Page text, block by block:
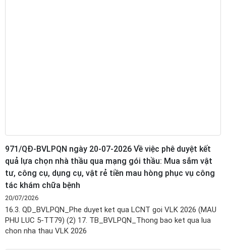
971/QĐ-BVLPQN ngày 20-07-2026 Về việc phê duyệt kết
quả lựa chọn nhà thầu qua mạng gói thầu: Mua sắm vật
tư, công cụ, dụng cụ, vật rẻ tiền mau hòng phục vụ công
tác khám chữa bệnh
20/07/2026
16.3. QD_BVLPQN_Phe duyet ket qua LCNT goi VLK 2026 (MAU
PHU LUC 5-TT79) (2) 17. TB_BVLPQN_Thong bao ket qua lua
chon nha thau VLK 2026